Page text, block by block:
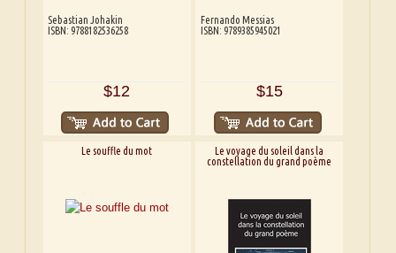
Sebastian Johakin
ISBN: 9788182536258
$12
Fernando Messias
ISBN: 9789385945021
$15
Le souffle du mot
Le voyage du soleil dans la
constellation du grand poème